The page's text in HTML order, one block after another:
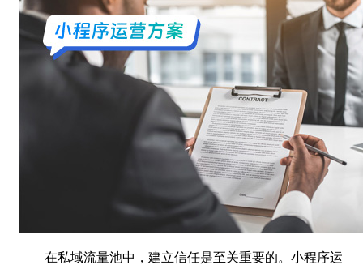
在私域流量池中，建立信任是至关重要的。小程序运